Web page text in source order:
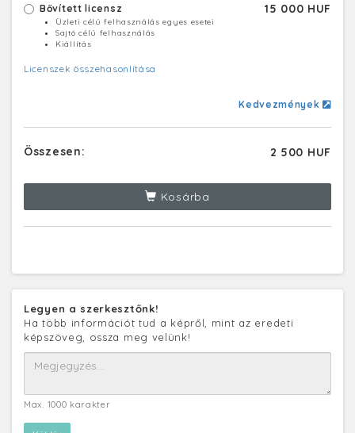
Bővített licensz 15 000 HUF
Üzleti célú felhasználás egyes esetei
Sajtó célú felhasználás
Kiállítás
Licenszek összehasonlítása
Kedvezmények
Összesen: 2 500 HUF
Kosárba
Legyen a szerkesztőnk!
Ha több információt tud a képről, mint az eredeti
képszöveg, ossza meg velünk!
Max. 1000 karakter